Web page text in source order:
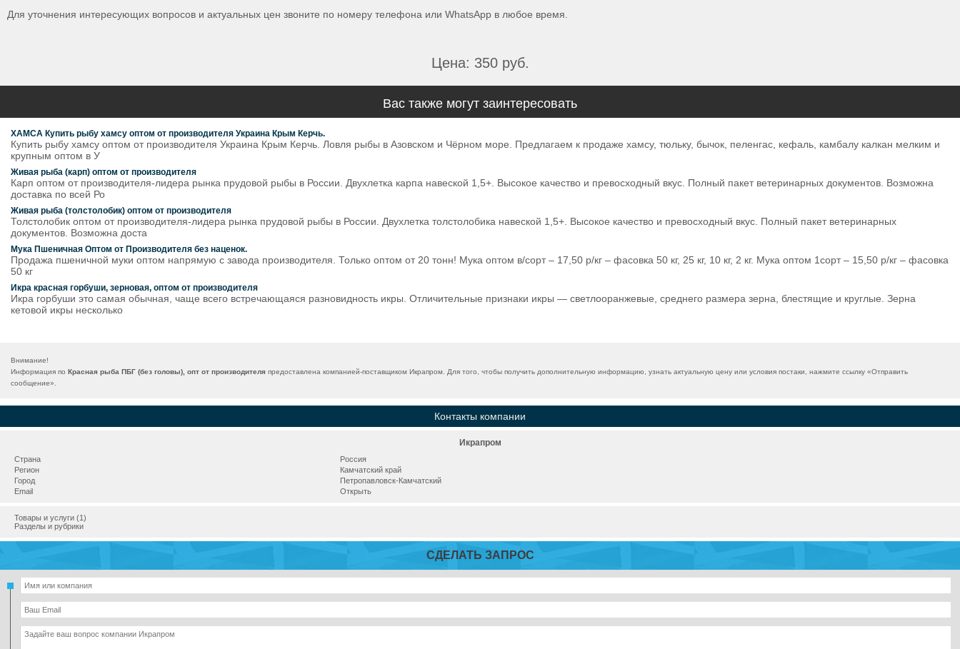
Для уточнения интересующих вопросов и актуальных цен звоните по номеру телефона или WhatsApp в любое время.
Цена: 350 руб.
Вас также могут заинтересовать
ХАМСА Купить рыбу хамсу оптом от производителя Украина Крым Керчь.
Купить рыбу хамсу оптом от производителя Украина Крым Керчь. Ловля рыбы в Азовском и Чёрном море. Предлагаем к продаже хамсу, тюльку, бычок, пеленгас, кефаль, камбалу калкан мелким и
крупным оптом в У
Живая рыба (карп) оптом от производителя
Карп оптом от производителя-лидера рынка прудовой рыбы в России. Двухлетка карпа навеской 1,5+. Высокое качество и превосходный вкус. Полный пакет ветеринарных документов. Возможна
доставка по всей Ро
Живая рыба (толстолобик) оптом от производителя
Толстолобик оптом от производителя-лидера рынка прудовой рыбы в России. Двухлетка толстолобика навеской 1,5+. Высокое качество и превосходный вкус. Полный пакет ветеринарных
документов. Возможна доста
Мука Пшеничная Оптом от Производителя без наценок.
Продажа пшеничной муки оптом напрямую с завода производителя. Только оптом от 20 тонн! Мука оптом в/сорт – 17,50 р/кг – фасовка 50 кг, 25 кг, 10 кг, 2 кг. Мука оптом 1сорт – 15,50 р/кг – фасовка
50 кг
Икра красная горбуши, зерновая, оптом от производителя
Икра горбуши это самая обычная, чаще всего встречающаяся разновидность икры. Отличительные признаки икры — светлооранжевые, среднего размера зерна, блестящие и круглые. Зерна
кетовой икры несколько
Внимание!
Информация по Красная рыба ПБГ (без головы), опт от производителя предоставлена компанией-поставщиком Икрапром. Для того, чтобы получить дополнительную информацию, узнать актуальную цену или условия постаки, нажмите ссылку «Отправить
сообщение».
Контакты компании
Икрапром
Страна
Россия
Регион
Камчатский край
Город
Петропавловск-Камчатский
Email
Открыть
Товары и услуги (1)
Разделы и рубрики
СДЕЛАТЬ ЗАПРОС